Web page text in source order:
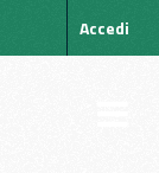
Accedi